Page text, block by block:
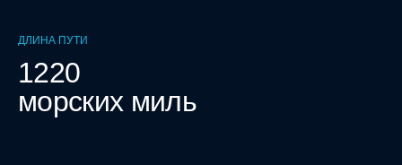
ДЛИНА ПУТИ
1220
морских миль